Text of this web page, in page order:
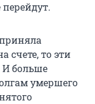
счете, то эти
И больше
умершего